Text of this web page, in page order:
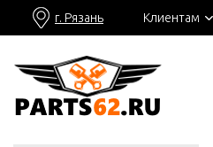
г. Рязань Клиентам